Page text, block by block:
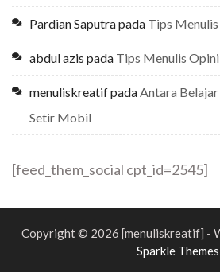
Pardian Saputrapada Tips
abdul azis pada Tips Menulis Opini
menuliskreatifpadaAntara
Setir Mobil
[feed_them_social cpt_id=2545]
Copyright © 2026 [menuliskreatif] -
Sparkle Themes